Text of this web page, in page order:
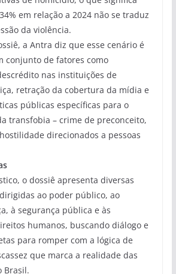
em relação a 2024 não se traduz
da violência.
a Antra diz que esse cenário é
conjunto de fatores como
nas instituições de
retração da cobertura da mídia e
públicas específicas para o
transfobia – crime de preconceito,
direcionados a pessoas
o dossiê apresenta diversas
ao poder público, ao
à segurança pública e às
humanos, buscando diálogo e
para romper com a lógica de
que marca a realidade das
Brasil.